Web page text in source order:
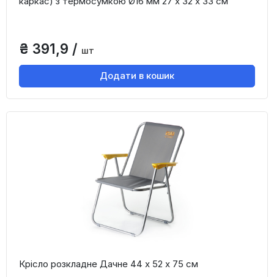
₴ 391,9 / шт
Додати в кошик
Крісло розкладне Дачне 44 х 52 х 75 см